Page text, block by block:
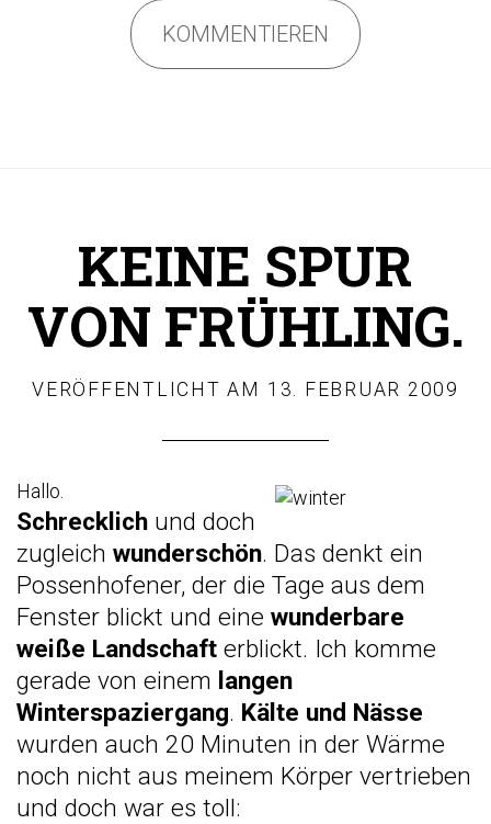
KOMMENTIEREN
KEINE SPUR
VON FRÜHLING.
VERÖFFENTLICHT AM 13. FEBRUAR 2009
Hallo.
Schrecklich und doch
zugleich wunderschön. Das denkt ein
Possenhofener, der die Tage aus dem
Fenster blickt und eine wunderbare
weiße Landschaft erblickt. Ich komme
gerade von einem langen
Winterspaziergang. Kälte und Nässe
wurden auch 20 Minuten in der Wärme
noch nicht aus meinem Körper vertrieben
und doch war es toll: